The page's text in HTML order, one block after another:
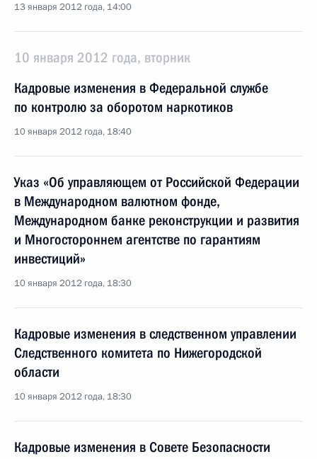
13 января 2012 года, 14:00
10 января 2012 года, вторник
Кадровые изменения в Федеральной службе
по контролю за оборотом наркотиков
10 января 2012 года, 18:40
Указ «Об управляющем от Российской Федерации
в Международном валютном фонде,
Международном банке реконструкции и развития
и Многостороннем агентстве по гарантиям
инвестиций»
10 января 2012 года, 18:30
Кадровые изменения в следственном управлении
Следственного комитета по Нижегородской
области
10 января 2012 года, 18:30
Кадровые изменения в Совете Безопасности